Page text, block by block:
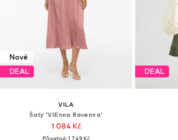
Nové
DEAL
VILA
Šaty 'VIEnna Ravenna'
1 084 Kč
Původně: 1 749 Kč
DEAL